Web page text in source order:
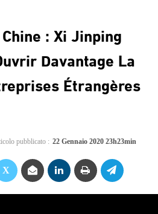
: Xi Jinping
Davantage La
Étrangères
pubblicato : 22 Gennaio 2020 23h23min